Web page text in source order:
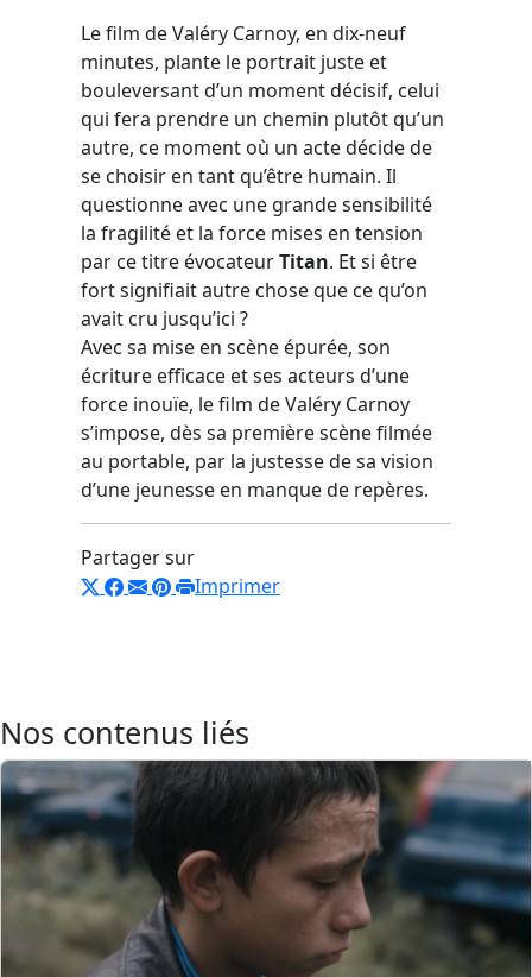
Le film de Valéry Carnoy, en dix-neuf
minutes, plante le portrait juste et
bouleversant d’un moment décisif, celui
qui fera prendre un chemin plutôt qu’un
autre, ce moment où un acte décide de
se choisir en tant qu’être humain. Il
questionne avec une grande sensibilité
la fragilité et la force mises en tension
par ce titre évocateurTitan. Et si être
fort signifiait autre chose que ce qu’on
avait cru jusqu’ici ?
Avec sa mise en scène épurée, son
écriture efficace et ses acteurs d’une
force inouïe, le film de Valéry Carnoy
s’impose, dès sa première scène filmée
au portable, par la justesse de sa vision
d’une jeunesse en manque de repères.
Partager sur
Imprimer
Nos contenus liés